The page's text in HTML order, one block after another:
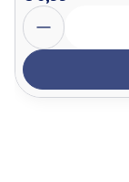
Aantal